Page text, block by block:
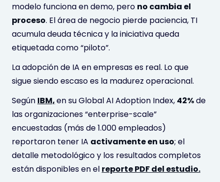
modelo funciona en demo, pero no cambia el
proceso. El área de negocio pierde paciencia, TI
acumula deuda técnica y la iniciativa queda
etiquetada como “piloto”.
La adopción de IA en empresas es real. Lo que
sigue siendo escaso es la madurez operacional.
Según IBM,en su Global AI Adoption Index, 42%de
las organizaciones “enterprise-scale”
encuestadas (más de 1.000 empleados)
reportaron tener IA activamente en uso; el
detalle metodológico y los resultados completos
están disponibles en el reporte PDF del estudio.